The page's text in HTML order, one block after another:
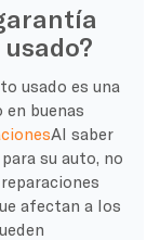
usado es una
en buenas
Al saber
su auto, no
afectan a los